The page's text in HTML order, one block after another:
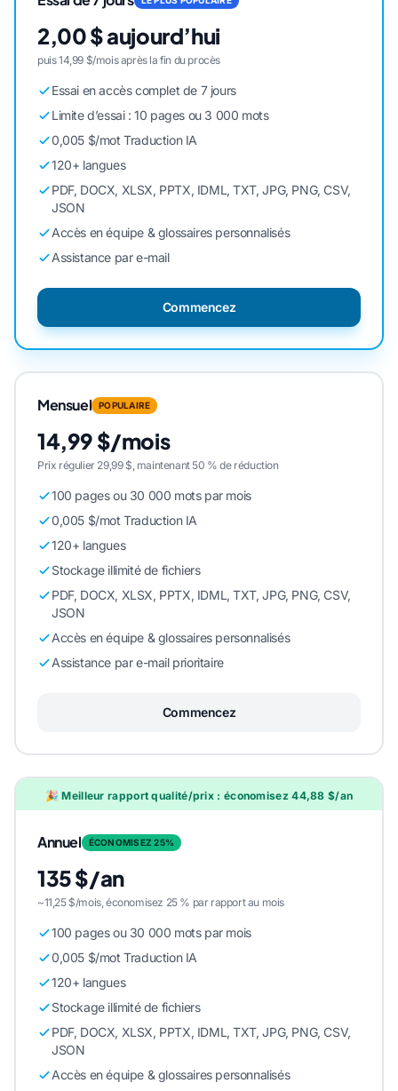
2,00 $ aujourd’hui
puis 14,99 $/mois après la fin du procès
Essai en accès complet de 7 jours
Limite d’essai : 10 pages ou 3 000 mots
0,005 $/mot Traduction IA
120+ langues
PDF, DOCX, XLSX, PPTX, IDML, TXT, JPG, PNG, CSV,
JSON
Accès en équipe & glossaires personnalisés
Assistance par e-mail
Commencez
Mensuel POPULAIRE
14,99 $/mois
Prix régulier 29,99 $, maintenant 50 % de réduction
100 pages ou 30 000 mots par mois
0,005 $/mot Traduction IA
120+ langues
Stockage illimité de fichiers
PDF, DOCX, XLSX, PPTX, IDML, TXT, JPG, PNG, CSV,
JSON
Accès en équipe & glossaires personnalisés
Assistance par e-mail prioritaire
Commencez
🎉 Meilleur rapport qualité/prix : économisez 44,88 $/an
Annuel ÉCONOMISEZ 25%
135 $/an
~11,25 $/mois, économisez 25 % par rapport au mois
100 pages ou 30 000 mots par mois
0,005 $/mot Traduction IA
120+ langues
Stockage illimité de fichiers
PDF, DOCX, XLSX, PPTX, IDML, TXT, JPG, PNG, CSV,
JSON
Accès en équipe & glossaires personnalisés